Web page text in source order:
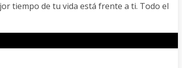
tiempo de tu vida está frente a ti. Todo el